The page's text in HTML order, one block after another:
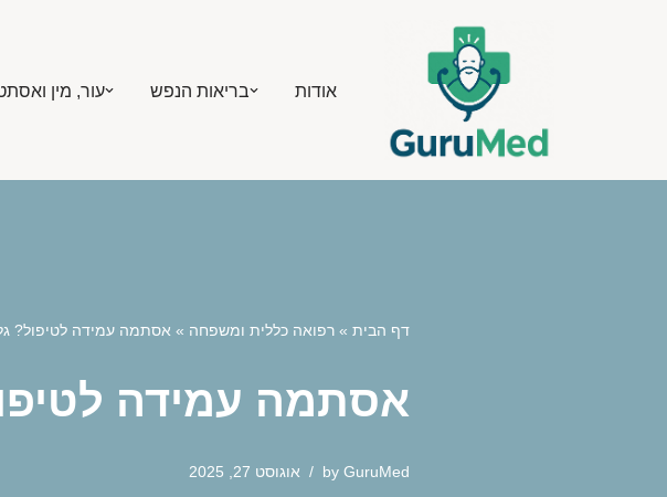
אודות בריאות הנפש עור, מין
דף הבית » רפואה כללית ומשפחה » אסתמה עמידה לטיפול?
אסתמה עמידה
by GuruMed אוגוסט 27, 2025